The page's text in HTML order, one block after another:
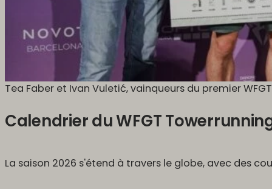
Tea Faber et Ivan Vuletić, vainqueurs du premier
Calendrier du WFGT
La saison 2026 s'étend à travers le globe, avec des